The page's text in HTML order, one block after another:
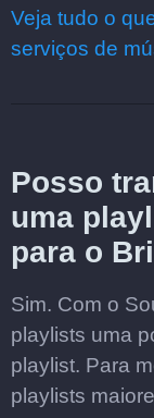
Veja tudo o
serviços de
Posso
uma
para o
Sim. Com o
playlists uma
playlist. Para
playlists